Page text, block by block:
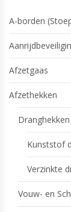
A-borden
Afzetgaas
Afzethekken
Dranghekken
Kunststof
Verzinkte
Vouw- en